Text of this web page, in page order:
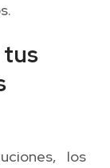
los